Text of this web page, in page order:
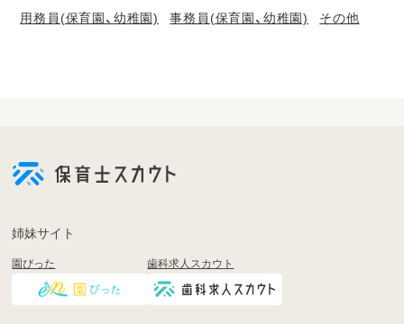
用務員(保育園、幼稚園)
事務員(保育園、幼稚園) その他
登
く
姉妹サイト
園ぴった 歯科求人スカウト